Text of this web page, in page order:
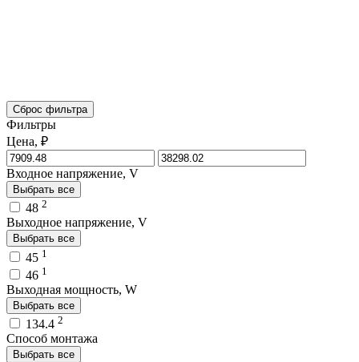
Сброс фильтра
Фильтры
Цена, ₽
Входное напряжение, V
Выбрать все
48 2
Выходное напряжение, V
Выбрать все
45 1
46 1
Выходная мощность, W
Выбрать все
134.4 2
Способ монтажа
Выбрать все